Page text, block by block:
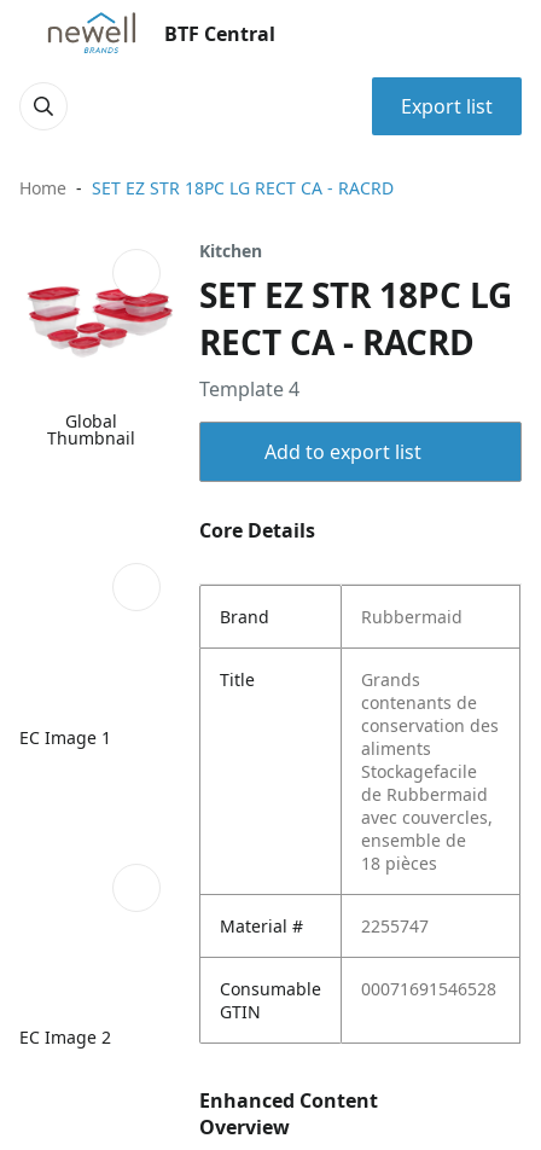
BTF Central
Export list
Home SET EZ STR 18PC LG RECT CA - RACRD
Global
Thumbnail
EC Image 1
EC Image 2
Kitchen
SET EZ STR 18PC LG
RECT CA - RACRD
Template 4
Add to export list
Core Details
Brand Rubbermaid
Title
Grands
contenants de
conservation des
aliments
Stockagefacile
de Rubbermaid
avec couvercles,
ensemble de
18 pièces
Material # 2255747
Consumable
GTIN
00071691546528
Enhanced Content
Overview